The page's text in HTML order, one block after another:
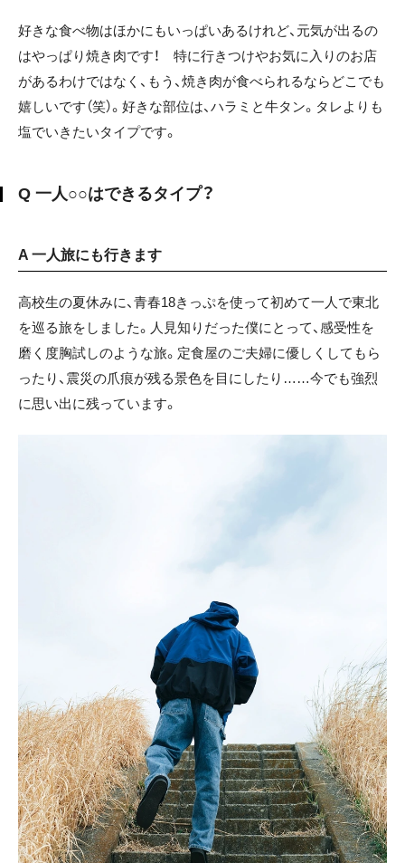
好きな食べ物はほかにもいっぱいあるけれど、元気が出るの
はやっぱり焼き肉です！ 特に行きつけやお気に入りのお店
があるわけではなく、もう、焼き肉が食べられるならどこでも
嬉しいです（笑）。好きな部位は、ハラミと牛タン。タレよりも
塩でいきたいタイプです。
Q 一人○○はできるタイプ？
A 一人旅にも行きます
高校生の夏休みに、青春18きっぷを使って初めて一人で東北
を巡る旅をしました。人見知りだった僕にとって、感受性を
磨く度胸試しのような旅。定食屋のご夫婦に優しくしてもら
ったり、震災の爪痕が残る景色を目にしたり……今でも強烈
に思い出に残っています。